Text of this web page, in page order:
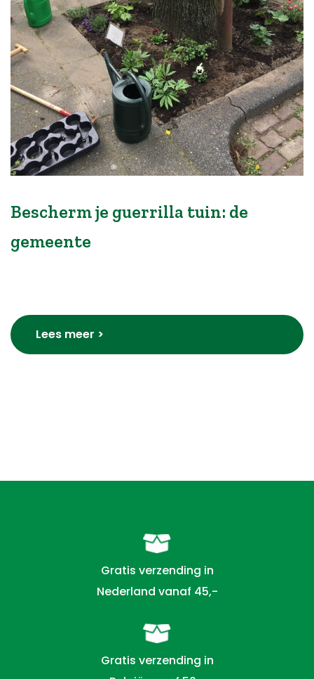
Bescherm je guerrilla tuin: de
gemeente
Lees meer >
Gratis verzending in
Nederland vanaf 45,-
Gratis verzending in